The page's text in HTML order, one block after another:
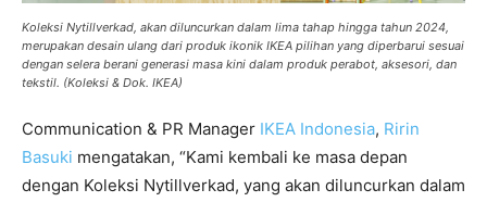
Koleksi Nytillverkad, akan diluncurkan dalam lima tahap hingga tahun 2024,
merupakan desain ulang dari produk ikonik IKEA pilihan yang diperbarui sesuai
dengan selera berani generasi masa kini dalam produk perabot, aksesori, dan
tekstil. (Koleksi & Dok. IKEA)
Communication & PR Manager IKEA Indonesia, Ririn
Basuki mengatakan, “Kami kembali ke masa depan
dengan Koleksi Nytillverkad, yang akan diluncurkan dalam